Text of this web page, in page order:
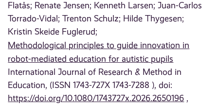
Flatås; Renate Jensen; Kenneth Larsen; Juan-Carlos
Torrado-Vidal; Trenton Schulz; Hilde Thygesen;
Kristin Skeide Fuglerud;
Methodological principles to guide innovation in
robot-mediated education for autistic pupils
International Journal of Research & Method in
Education, (ISSN 1743-727X 1743-7288 ), doi:
https://doi.org/10.1080/1743727x.2026.2650196 ,